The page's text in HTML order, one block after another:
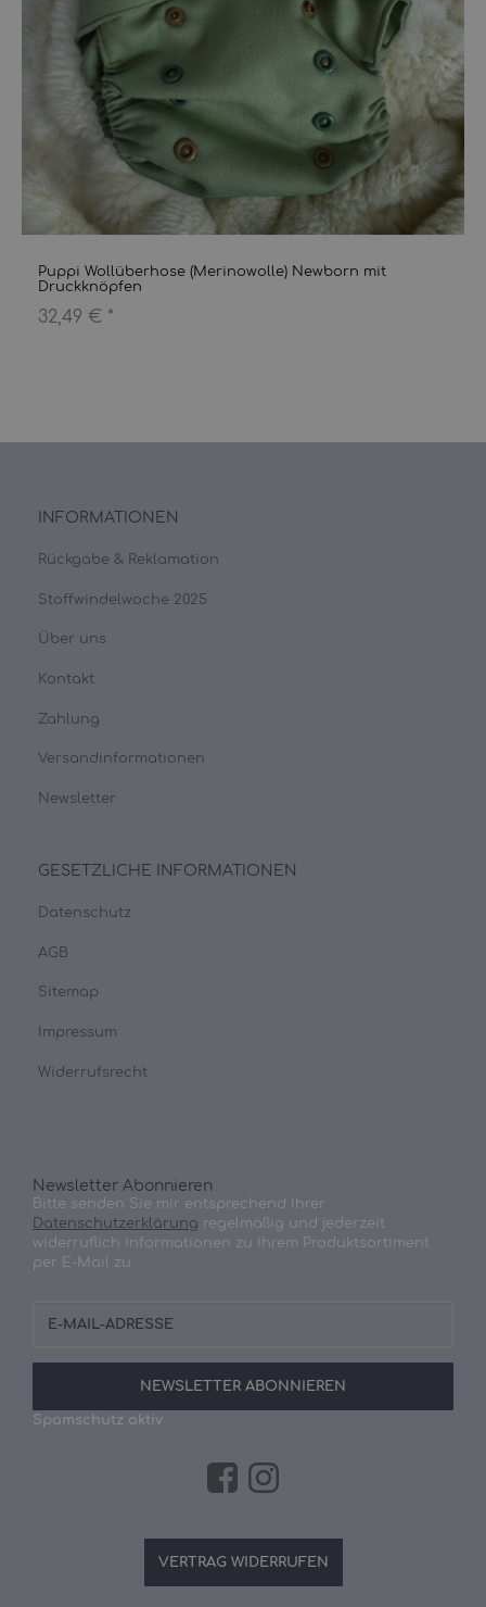
Puppi Wollüberhose (Merinowolle) Newborn mit
Druckknöpfen
32,49 € *
INFORMATIONEN
Rückgabe & Reklamation
Stoffwindelwoche 2025
Über uns
Kontakt
Zahlung
Versandinformationen
Newsletter
GESETZLICHE INFORMATIONEN
Datenschutz
AGB
Sitemap
Impressum
Widerrufsrecht
Newsletter Abonnieren
Bitte senden Sie mir entsprechend Ihrer
Datenschutzerklärung regelmäßig und jederzeit
widerruflich Informationen zu Ihrem Produktsortiment
per E-Mail zu.
Mail-
NEWSLETTER ABONNIEREN
Spamschutz aktiv
VERTRAG WIDERRUFEN